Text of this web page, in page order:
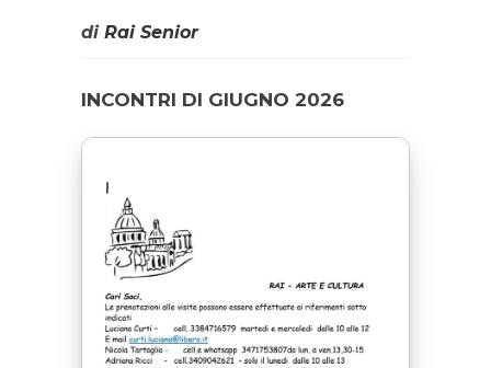
diRai Senior
INCONTRI DI GIUGNO 2026